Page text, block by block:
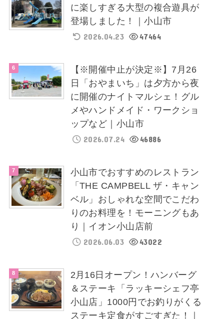
に楽しすぎる大型の複合遊具が
登場しました！｜小山市
2026.04.23 47464
【※開催中止が決定※】7月26
日「おやまいち」は夕方から夜
に開催のナイトマルシェ！グル
メやハンドメイド・ワークショ
ップなど｜小山市
2026.07.24 46886
小山市でおすすめのレストラン
「THE CAMPBELL ザ・キャン
ベル」おしゃれな空間でこだわ
りのお料理を！モーニングもあ
り｜イオン小山店前
2026.06.03 43022
2月16日オープン！ハンバーグ
＆ステーキ「ラッキーシェフ亭
小山店」1000円でお釣りがくる
ステーキ定食がすごすぎた！｜